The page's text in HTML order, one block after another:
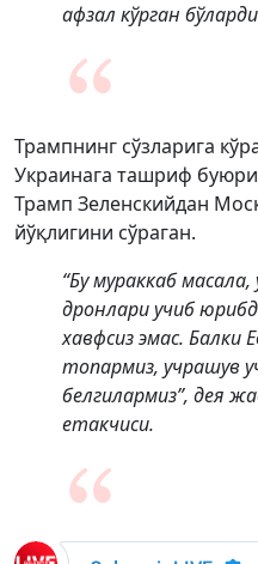
афзал кўрган
Трампнинг сўзларига
Украинага ташриф
Трамп Зеленскийдан
йўқлигини сўраган.
“Бу мураккаб
дронлари учиб
хавфсиз эмас. Балки
топармиз, учрашув
белгилармиз”, дея
етакчиси.